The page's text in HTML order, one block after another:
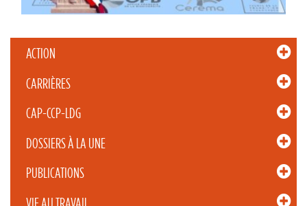
ACTION
CARRIÈRES
CAP-CCP-LDG
DOSSIERS À LA UNE
PUBLICATIONS
VIE AU TRAVAIL